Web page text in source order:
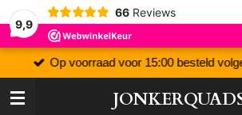
9,9
66 Reviews
Op voorraad voor 15:00 besteld